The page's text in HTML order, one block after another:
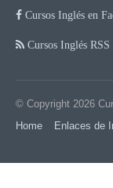
Cursos Inglés en
Cursos Inglés RSS
© Copyright 2026
Home
Enlaces de